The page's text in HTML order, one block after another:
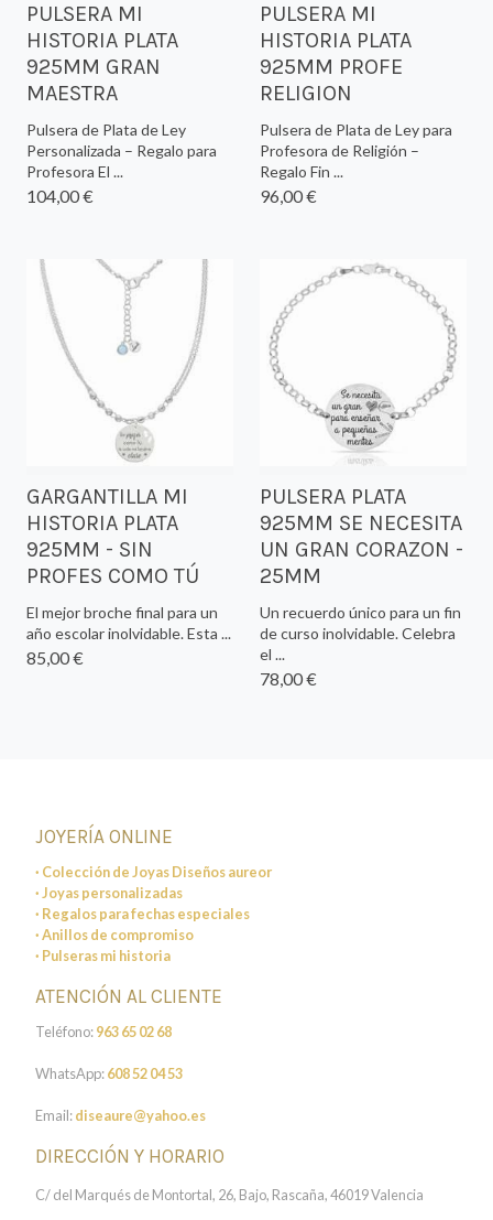
PULSERA MI
HISTORIA PLATA
925MM GRAN
MAESTRA
Pulsera de Plata de Ley
Personalizada – Regalo para
Profesora El ...
104,00 €
PULSERA MI
HISTORIA PLATA
925MM PROFE
RELIGION
Pulsera de Plata de Ley para
Profesora de Religión –
Regalo Fin ...
96,00 €
GARGANTILLA MI
HISTORIA PLATA
925MM - SIN
PROFES COMO TÚ
El mejor broche final para un
año escolar inolvidable. Esta ...
85,00 €
PULSERA PLATA
925MM SE NECESITA
UN GRAN CORAZON -
25MM
Un recuerdo único para un fin
de curso inolvidable. Celebra
el ...
78,00 €
JOYERÍA ONLINE
· Colección de Joyas Diseños aureor
· Joyas personalizadas
· Regalos para fechas especiales
· Anillos de compromiso
· Pulseras mi historia
ATENCIÓN AL CLIENTE
Teléfono:963 65 02 68
WhatsApp:608 52 04 53
Email:diseaure@yahoo.es
DIRECCIÓN Y HORARIO
C/ del Marqués de Montortal, 26, Bajo, Rascaña, 46019 Valencia